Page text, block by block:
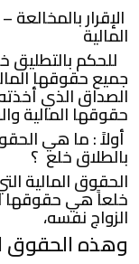
الإقرار بالمخالعة
المالية
للحكم بالتطليق
جميع حقوقها
الصداق الذي
حقوقها المالية
أولاً : ما هي
بالطلاق خلع ؟
الحقوق المالية
خلعاً هي حقوقها
الزواج نفسه،
وهذه الحقوق